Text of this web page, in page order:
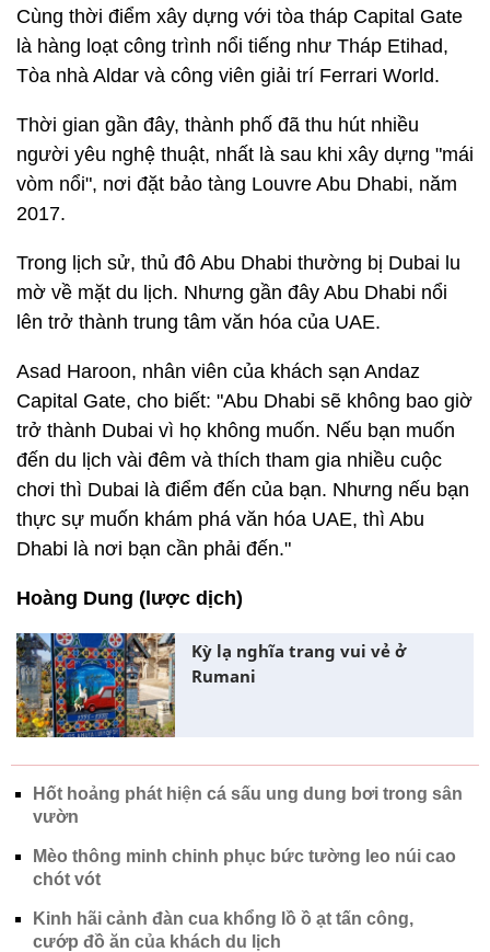
Cùng thời điểm xây dựng với tòa tháp Capital Gate
là hàng loạt công trình nổi tiếng như Tháp Etihad,
Tòa nhà Aldar và công viên giải trí Ferrari World.
Thời gian gần đây, thành phố đã thu hút nhiều
người yêu nghệ thuật, nhất là sau khi xây dựng "mái
vòm nổi", nơi đặt bảo tàng Louvre Abu Dhabi, năm
2017.
Trong lịch sử, thủ đô Abu Dhabi thường bị Dubai lu
mờ về mặt du lịch. Nhưng gần đây Abu Dhabi nổi
lên trở thành trung tâm văn hóa của UAE.
Asad Haroon, nhân viên của khách sạn Andaz
Capital Gate, cho biết: "Abu Dhabi sẽ không bao giờ
trở thành Dubai vì họ không muốn. Nếu bạn muốn
đến du lịch vài đêm và thích tham gia nhiều cuộc
chơi thì Dubai là điểm đến của bạn. Nhưng nếu bạn
thực sự muốn khám phá văn hóa UAE, thì Abu
Dhabi là nơi bạn cần phải đến."
Hoàng Dung (lược dịch)
Kỳ lạ nghĩa trang vui vẻ ở
Rumani
Hốt hoảng phát hiện cá sấu ung dung bơi trong sân
vườn
Mèo thông minh chinh phục bức tường leo núi cao
chót vót
Kinh hãi cảnh đàn cua khổng lồ ồ ạt tấn công,
cướp đồ ăn của khách du lịch